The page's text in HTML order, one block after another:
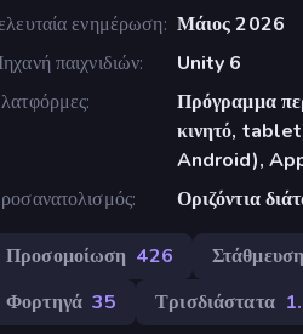
ενημέρωση Μάιος 2026
παιχνιδιών
Unity 6
Πρόγραμμα
κινητό,
Android),
Οριζόντια
Προσομοίωση 426 Στάθμευση
Φορτηγά 35 Τρισδιάστατα